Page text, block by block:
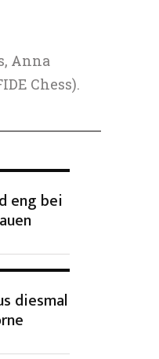
Anna
Chess).
eng bei
diesmal